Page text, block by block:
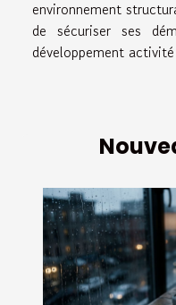
environnement
de sécuriser ses
développement